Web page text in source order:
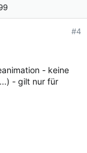
#4
- keine
- gilt nur für